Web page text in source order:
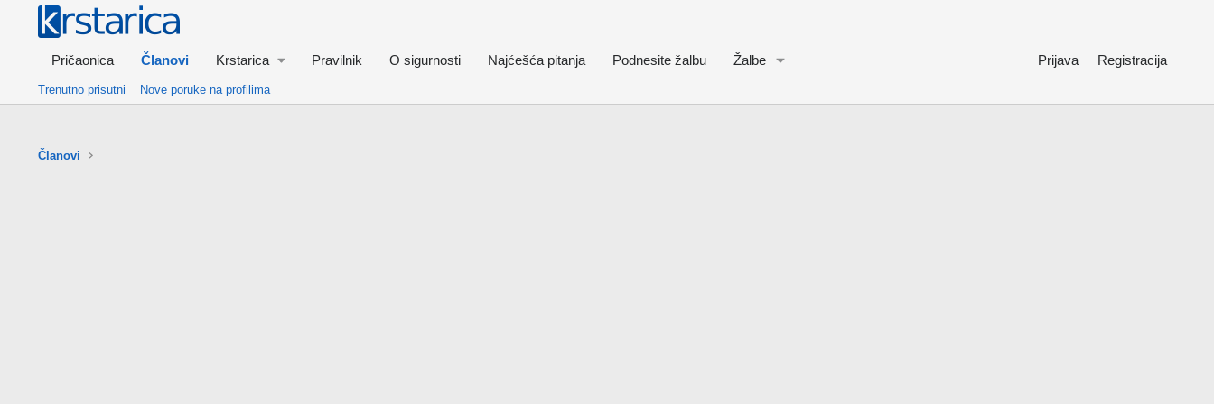
Pričaonica Članovi Krstarica Pravilnik O sigurnosti Najćešća pitanja Podnesite žalbu Žalbe Prijava Registracija
Trenutno prisutni Nove poruke na profilima
Članovi